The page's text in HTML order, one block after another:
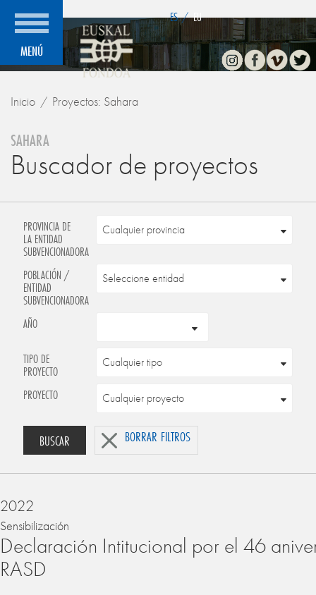
MENÚ
ES / EU
InstagramFacebook
Vimeo
Inicio Proyectos: Sahara
SAHARA
Buscador de proyectos
PROVINCIA DE
LA ENTIDAD
SUBVENCIONADORA
POBLACIÓN /
ENTIDAD
SUBVENCIONADORA
AÑO
TIPO DE
PROYECTO
PROYECTO
BUSCAR BORRAR FILTROS
2022
Sensibilización
Declaración Intitucional por el 46
RASD